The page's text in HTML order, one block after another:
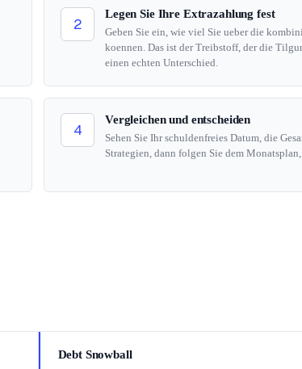
2
Legen Sie Ihre Extrazahlung fest
Geben Sie ein, wie viel Sie ueber die
koennen. Das ist der Treibstoff, der die
einen echten Unterschied.
4
Vergleichen und entscheiden
Sehen Sie Ihr schuldenfreies Datum, die
Strategien, dann folgen Sie dem
Debt Snowball